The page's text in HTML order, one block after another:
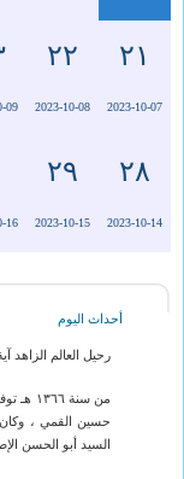
٢١
2023-10-07
٢٢
2023-10-08
09
٢٨
2023-10-14
٢٩
2023-10-15
16
أحداث اليوم
رحيل العالم الزاهد
من
حسين القمي ،
السيد أبو الحسن